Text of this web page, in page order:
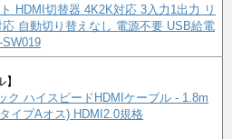
HDMI切替器 4K2K対応 3入力1出力 リ
自動切り替えなし 電源不要 USB給電
ク ハイスピードHDMIケーブル - 1.8m
イプAオス) HDMI2.0規格